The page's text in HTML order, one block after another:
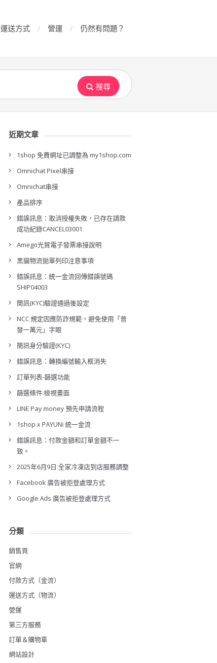
運送方式 營運 仍然有問題？
搜尋
近期文章
1shop 免費網址已調整為 my1shop.com
Omnichat Pixel串接
Omnichat串接
產品排序
錯誤訊息：取消授權失敗，已存在請款
成功紀錄CANCEL03001
Amego光貿電子發票串接說明
黑貓物流拋單列印注意事項
錯誤訊息：統一金流回傳錯誤號碼
SHIP04003
簡訊(KYC)驗證通過後設定
NCC 規定因應防詐規範，避免使用「普
發一萬元」字眼
簡訊身分驗證(KYC)
錯誤訊息：轉換編號輸入框消失
訂單列表-篩選功能
篩選條件:檢視畫面
LINE Pay money 預先申請流程
1shop x PAYUNi 統一金流
錯誤訊息：付款金額和訂單金額不一
致。
2025年6月9日 全家冷凍店到店服務調整
Facebook 廣告被拒登處理方式
Google Ads 廣告被拒登處理方式
分類
銷售頁
官網
付款方式（金流）
運送方式（物流）
營運
第三方服務
訂單＆購物車
網站設計